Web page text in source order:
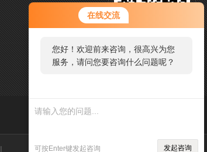
在线交流
您好！欢迎前来咨询，很高兴为您
服务，请问您要咨询什么问题呢？
可按Enter键发起咨询 发起咨询